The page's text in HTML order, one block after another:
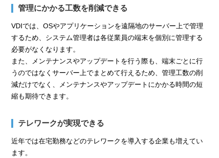
管理にかかる工数を削減できる
VDIでは、OSやアプリケーションを遠隔地のサーバー上で管理
するため、システム管理者は各従業員の端末を個別に管理する
必要がなくなります。
また、メンテナンスやアップデートを行う際も、端末ごとに行
うのではなくサーバー上でまとめて行えるため、管理工数の削
減だけでなく、メンテナンスやアップデートにかかる時間の短
縮も期待できます。
テレワークが実現できる
近年では在宅勤務などのテレワークを導入する企業も増えてい
ます。